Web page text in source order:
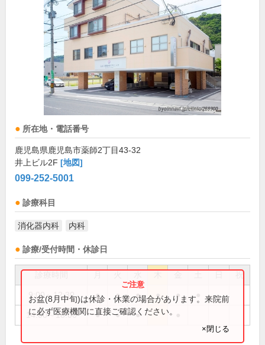
所在地・電話番号
鹿児島県鹿児島市薬師2丁目43-32
井上ビル2F [地図]
099-252-5001
診療科目
消化器内科 内科
診療/受付時間・休診日
祝
9:00～12:30 ● ● ● ● ●
14:00～18:00 ● ● ●
お盆(8月中旬)は休診・休業の場合があります。来院前
に必ず医療機関に直接ご確認ください。
×閉じる